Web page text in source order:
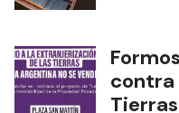
contra